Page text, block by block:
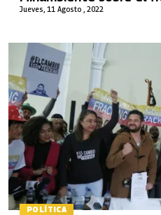
Jueves, 11 Agosto , 2022
POLÍTICA